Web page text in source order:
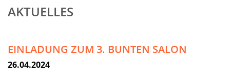
AKTUELLES
EINLADUNG ZUM 3. BUNTEN SALON
26.04.2024